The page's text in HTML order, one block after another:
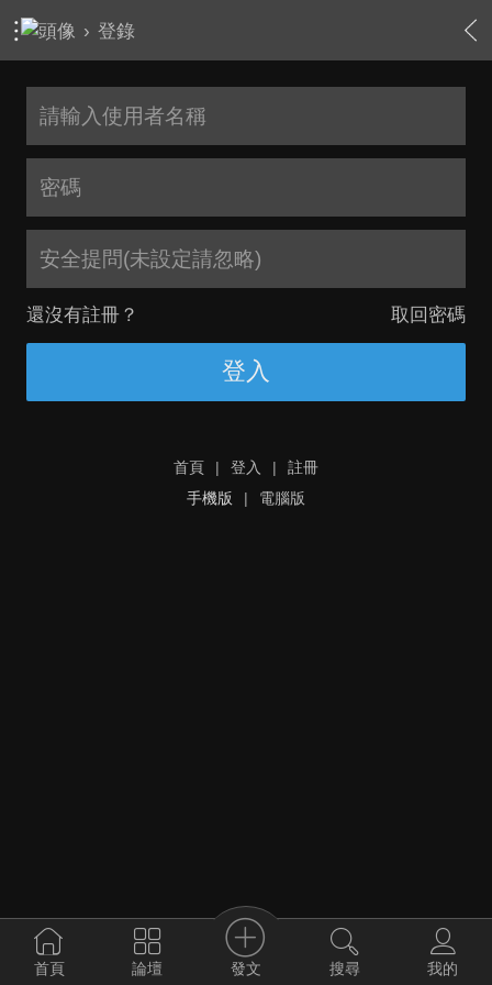
› 登錄
安全提問(未設定請忽略)
還沒有註冊？ 取回密碼
登入
首頁 | 登入 |
註冊
手機版
| 電腦版
首頁 論壇 發文 搜尋 我的